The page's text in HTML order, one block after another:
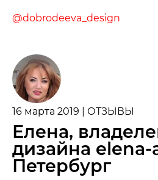
@dobrodeeva_design
16 марта 2019 | ОТЗЫВЫ
Елена,
дизайна elena-
Петербург